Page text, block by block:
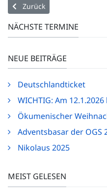
Vorheriger Beitrag:
Zurück
NÄCHSTE TERMINE
NEUE BEITRÄGE
Deutschlandticket
WICHTIG: Am
Ökumenischer
Adventsbasar der OGS
Nikolaus 2025
MEIST GELESEN